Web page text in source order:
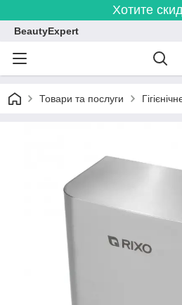
Хотите
BeautyExpert
Товари та послуги